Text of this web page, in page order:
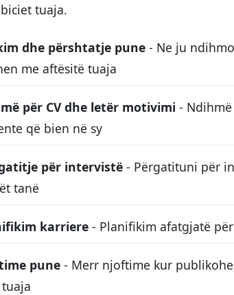
tuaja.
dhe përshtatje pune - Ne ju
me aftësitë tuaja
për CV dhe letër motivimi -
që bien në sy
për intervistë - Përgatituni për
tanë
karriere - Planifikim afatgjatë
pune - Merr njoftime kur